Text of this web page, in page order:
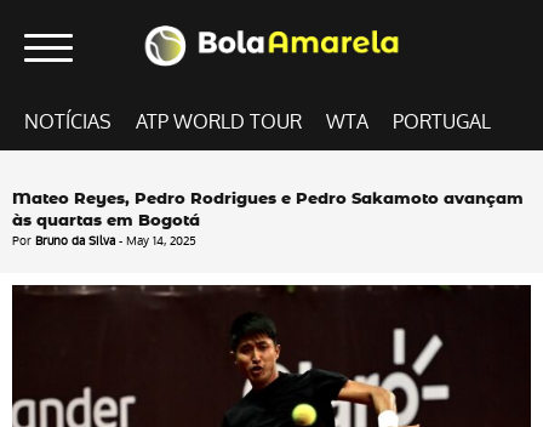
NOTÍCIAS ATP WORLD TOUR WTA PORTUGAL
Mateo Reyes, Pedro Rodrigues e Pedro Sakamoto avançam
às quartas em Bogotá
Por Bruno da Silva - May 14, 2025